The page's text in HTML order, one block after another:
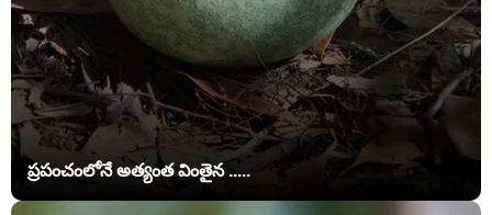
ప్రపంచంలోనే అత్యంత వింతైన .....